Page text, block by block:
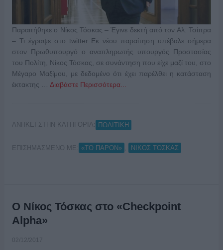
Παραιτήθηκε ο Νίκος Τόσκας – Έγινε δεκτή από τον Αλ. Τσίπρα
– Τι έγραψε στο twitter Εκ νέου παραίτηση υπέβαλε σήμερα
στον Πρωθυπουργό ο αναπληρωτής υπουργός Προστασίας
του Πολίτη, Νίκος Τόσκας, σε συνάντηση που είχε μαζί του, στο
Μέγαρο Μαξίμου, με δεδομένο ότι έχει παρέλθει η κατάσταση
έκτακτης … Διαβάστε Περισσότερα...
ΑΝΗΚΕΙ ΣΤΗΝ ΚΑΤΗΓΟΡΙΑ: ΠΟΛΙΤΙΚΗ
ΕΠΙΣΗΜΑΣΜΕΝΟ ΜΕ: «ΤΟ ΠΑΡΟΝ» ΝΙΚΟΣ ΤΟΣΚΑΣ
Ο Νίκος Τόσκας στο «Checkpoint
Alpha»
02/12/2017